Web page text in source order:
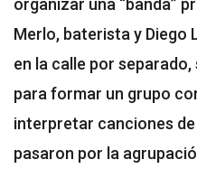
organizar una “banda”
Merlo, baterista y Diego
en la calle por
para formar un grupo
interpretar canciones
pasaron por la